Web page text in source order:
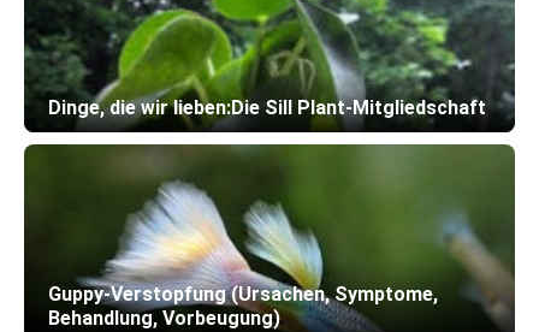
Dinge, die wir lieben:Die Sill Plant-Mitgliedschaft
Guppy-Verstopfung (Ursachen, Symptome,
Behandlung, Vorbeugung)